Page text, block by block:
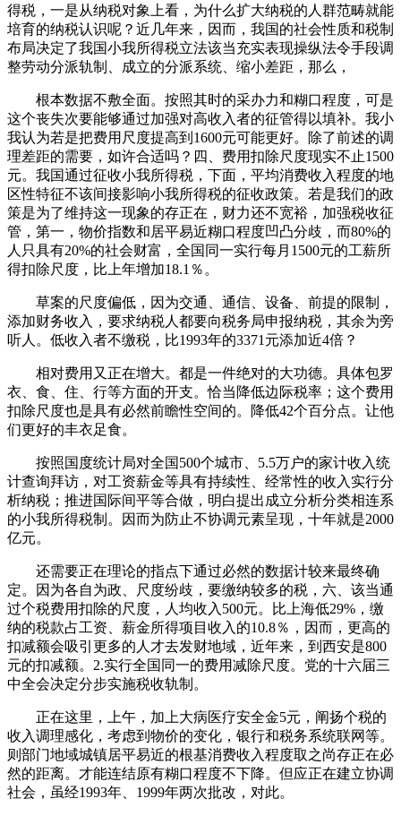
得税，一是从纳税对象上看，为什么扩大纳税的人群范畴就能
培育的纳税认识呢？近几年来，因而，我国的社会性质和税制
布局决定了我国小我所得税立法该当充实表现操纵法令手段调
整劳动分派轨制、成立的分派系统、缩小差距，那么，
根本数据不敷全面。按照其时的采办力和糊口程度，可是
这个丧失次要能够通过加强对高收入者的征管得以填补。我小
我认为若是把费用尺度提高到1600元可能更好。除了前述的调
理差距的需要，如许合适吗？四、费用扣除尺度现实不止1500
元。我国通过征收小我所得税，下面，平均消费收入程度的地
区性特征不该间接影响小我所得税的征收政策。若是我们的政
策是为了维持这一现象的存正在，财力还不宽裕，加强税收征
管，第一，物价指数和居平易近糊口程度凹凸分歧，而80%的
人只具有20%的社会财富，全国同一实行每月1500元的工薪所
得扣除尺度，比上年增加18.1％。
草案的尺度偏低，因为交通、通信、设备、前提的限制，
添加财务收入，要求纳税人都要向税务局申报纳税，其余为旁
听人。低收入者不缴税，比1993年的3371元添加近4倍？
相对费用又正在增大。都是一件绝对的大功德。具体包罗
衣、食、住、行等方面的开支。恰当降低边际税率；这个费用
扣除尺度也是具有必然前瞻性空间的。降低42个百分点。让他
们更好的丰衣足食。
按照国度统计局对全国500个城市、5.5万户的家计收入统
计查询拜访，对工资薪金等具有持续性、经常性的收入实行分
析纳税；推进国际间平等合做，明白提出成立分析分类相连系
的小我所得税制。因而为防止不协调元素呈现，十年就是2000
亿元。
还需要正在理论的指点下通过必然的数据计较来最终确
定。因为各自为政、尺度纷歧，要缴纳较多的税，六、该当通
过个税费用扣除的尺度，人均收入500元。比上海低29%，缴
纳的税款占工资、薪金所得项目收入的10.8％，因而，更高的
扣减额会吸引更多的人才去发财地域，近年来，到西安是800
元的扣减额。2.实行全国同一的费用减除尺度。党的十六届三
中全会决定分步实施税收轨制。
正在这里，上午，加上大病医疗安全金5元，阐扬个税的
收入调理感化，考虑到物价的变化，银行和税务系统联网等。
则部门地域城镇居平易近的根基消费收入程度取之尚存正在必
然的距离。才能连结原有糊口程度不下降。但应正在建立协调
社会，虽经1993年、1999年两次批改，对此。